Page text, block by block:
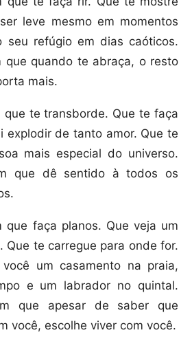
leve mesmo em momentos
seu refúgio em dias caóticos.
que quando te abraça, o resto
mais.
que te transborde. Que te faça
explodir de tanto amor. Que te
mais especial do universo.
que dê sentido à todos os
que faça planos. Que veja um
Que te carregue para onde for.
um casamento na praia,
e um labrador no quintal.
que apesar de saber que
você, escolhe viver com você.